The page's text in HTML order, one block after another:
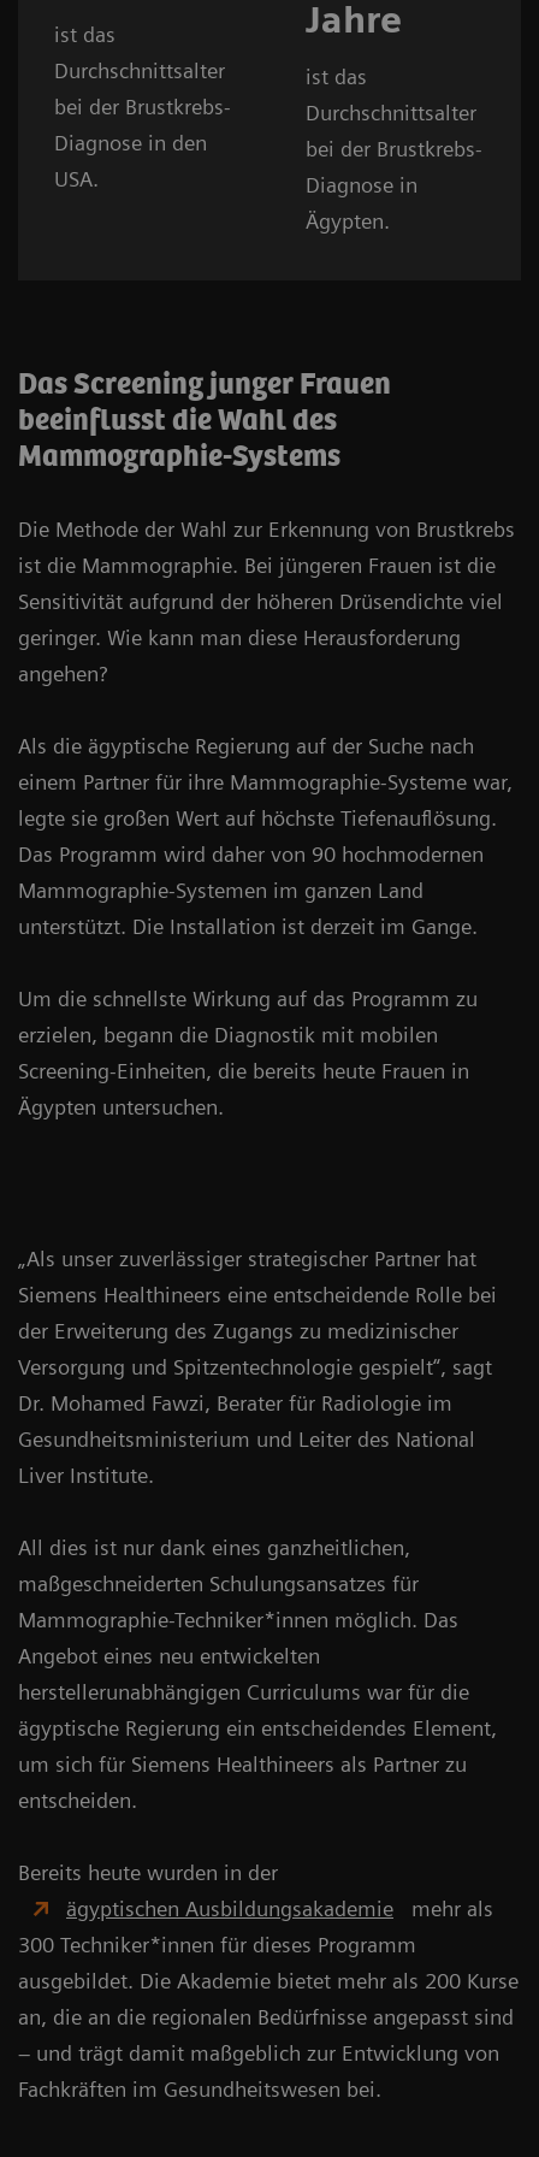
ist das
Durchschnittsalter
bei der Brustkrebs-
Diagnose in den
USA.
Jahre
ist das
Durchschnittsalter
bei der Brustkrebs-
Diagnose in
Ägypten.
Das Screening junger Frauen
beeinflusst die Wahl des
Mammographie-Systems
Die Methode der Wahl zur Erkennung von Brustkrebs
ist die Mammographie. Bei jüngeren Frauen ist die
Sensitivität aufgrund der höheren Drüsendichte viel
geringer. Wie kann man diese Herausforderung
angehen?
Als die ägyptische Regierung auf der Suche nach
einem Partner für ihre Mammographie-Systeme war,
legte sie großen Wert auf höchste Tiefenauflösung.
Das Programm wird daher von 90 hochmodernen
Mammographie-Systemen im ganzen Land
unterstützt. Die Installation ist derzeit im Gange.
Um die schnellste Wirkung auf das Programm zu
erzielen, begann die Diagnostik mit mobilen
Screening-Einheiten, die bereits heute Frauen in
Ägypten untersuchen.
„Als unser zuverlässiger strategischer Partner hat
Siemens Healthineers eine entscheidende Rolle bei
der Erweiterung des Zugangs zu medizinischer
Versorgung und Spitzentechnologie gespielt“, sagt
Dr. Mohamed Fawzi, Berater für Radiologie im
Gesundheitsministerium und Leiter des National
Liver Institute.
All dies ist nur dank eines ganzheitlichen,
maßgeschneiderten Schulungsansatzes für
Mammographie-Techniker*innen möglich. Das
Angebot eines neu entwickelten
herstellerunabhängigen Curriculums war für die
ägyptische Regierung ein entscheidendes Element,
um sich für Siemens Healthineers als Partner zu
entscheiden.
Bereits heute wurden in der
ägyptischen Ausbildungsakademie
mehr als
300 Techniker*innen für dieses Programm
ausgebildet. Die Akademie bietet mehr als 200 Kurse
an, die an die regionalen Bedürfnisse angepasst sind
– und trägt damit maßgeblich zur Entwicklung von
Fachkräften im Gesundheitswesen bei.